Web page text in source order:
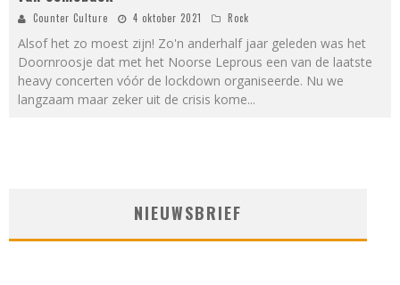
Counter Culture 4 oktober 2021 Rock
Alsof het zo moest zijn! Zo'n anderhalf jaar geleden was het
Doornroosje dat met het Noorse Leprous een van de laatste
heavy concerten vóór de lockdown organiseerde. Nu we
langzaam maar zeker uit de crisis kome...
NIEUWSBRIEF